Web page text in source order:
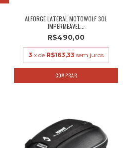
ALFORGE LATERAL MOTOWOLF 30L
IMPERMEÁVEL...
R$490,00
3 x de R$163,33 sem juros